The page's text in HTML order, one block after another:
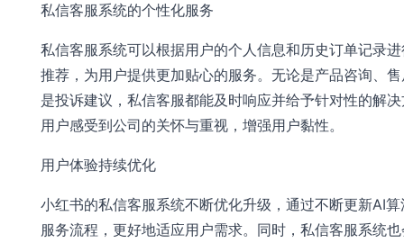
私信客服系统的个性化服务
私信客服系统可以根据用户的个人信息和历史订单记录
推荐，为用户提供更加贴心的服务。无论是产品咨询、
是投诉建议，私信客服都能及时响应并给予针对性的解
用户感受到公司的关怀与重视，增强用户黏性。
用户体验持续优化
小红书的私信客服系统不断优化升级，通过不断更新AI
服务流程，更好地适应用户需求。同时，私信客服系统